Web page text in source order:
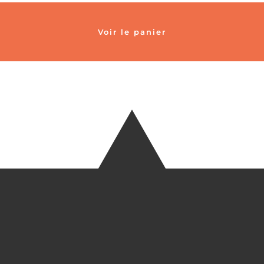
Voir le panier